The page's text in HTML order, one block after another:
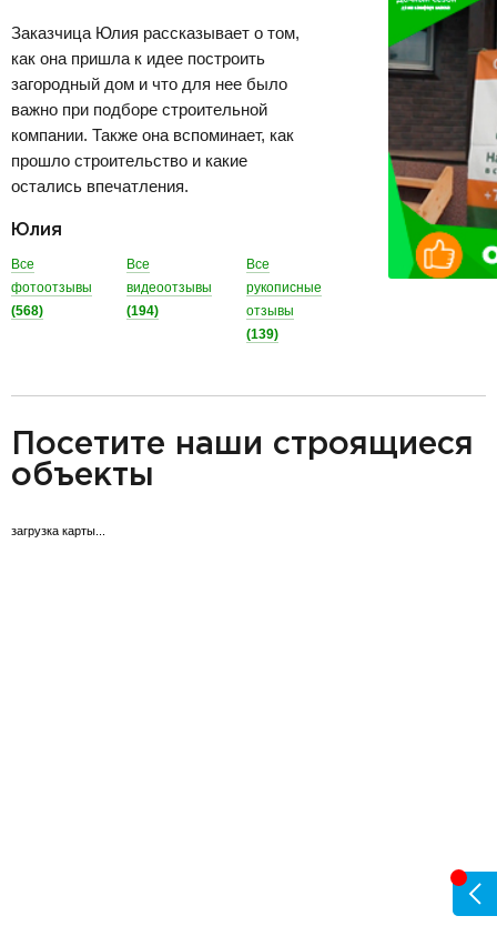
Заказчица Юлия рассказывает о том,
как она пришла к идее построить
загородный дом и что для нее было
важно при подборе строительной
компании. Также она вспоминает, как
прошло строительство и какие
остались впечатления.
Юлия
Все
фотоотзывы
(568)
Все
видеоотзывы
(194)
Все
рукописные
отзывы
(139)
Посетите наши строящиеся
объекты
загрузка карты...